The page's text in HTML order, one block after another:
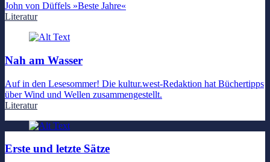
John von Düffels »Beste Jahre«
Literatur
Nah am Wasser
Auf in den Lesesommer! Die kultur.west-Redaktion hat Büchertipps
über Wind und Wellen zusammengestellt.
Literatur
Erste und letzte Sätze